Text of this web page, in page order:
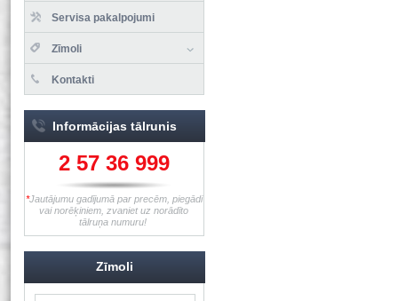
Servisa pakalpojumi
Zīmoli
Kontakti
Informācijas tālrunis
2 57 36 999
*Jautājumu gadījumā par precēm, piegādi
vai norēķiniem, zvaniet uz norādīto
tālruņa numuru!
Zīmoli